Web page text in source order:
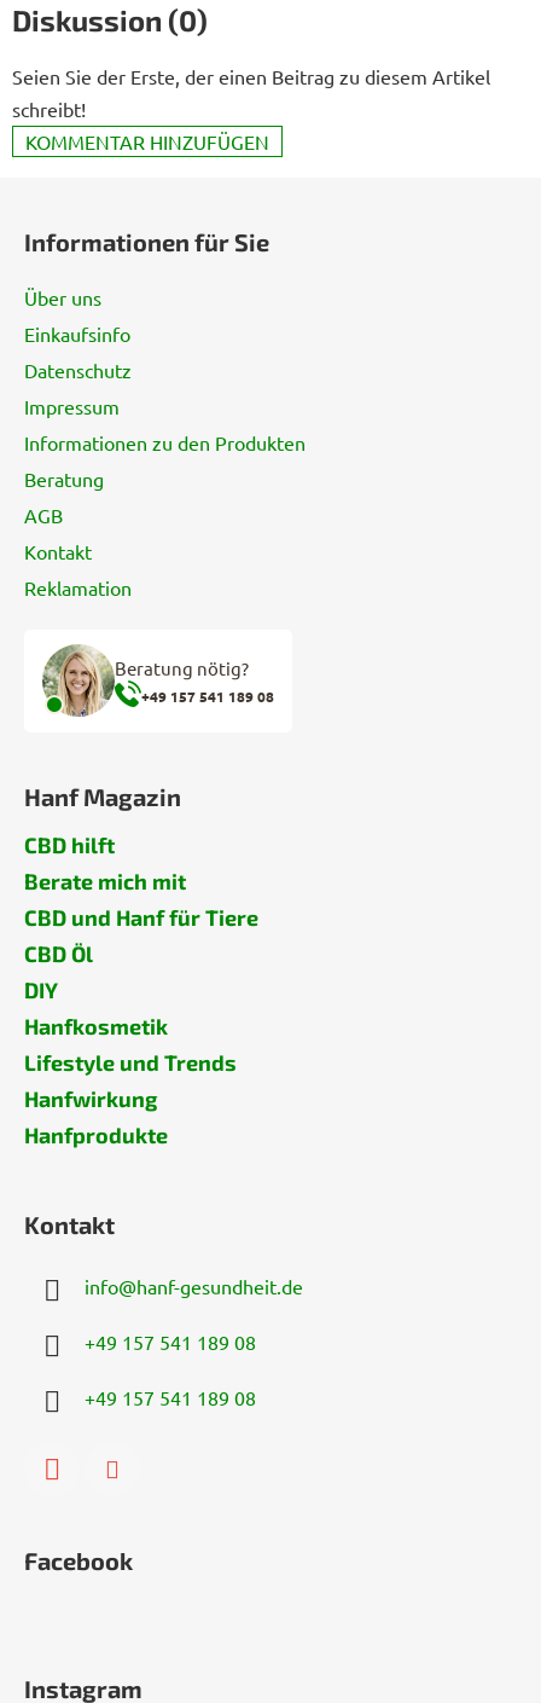
Diskussion (0)
Seien Sie der Erste, der einen Beitrag zu diesem Artikel
schreibt!
KOMMENTAR HINZUFÜGEN
Informationen für Sie
Über uns
Einkaufsinfo
Datenschutz
Impressum
Informationen zu den Produkten
Beratung
AGB
Kontakt
Reklamation
Beratung nötig?
+49 157 541 189 08
Hanf Magazin
CBD hilft
Berate mich mit
CBD und Hanf für Tiere
CBD Öl
DIY
Hanfkosmetik
Lifestyle und Trends
Hanfwirkung
Hanfprodukte
Kontakt
info@hanf-gesundheit.de
+49 157 541 189 08
+49 157 541 189 08
Facebook
Instagram